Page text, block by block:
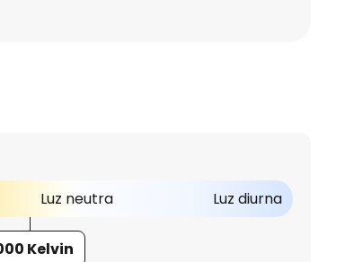
Luz neutra Luz diurna
Kelvin